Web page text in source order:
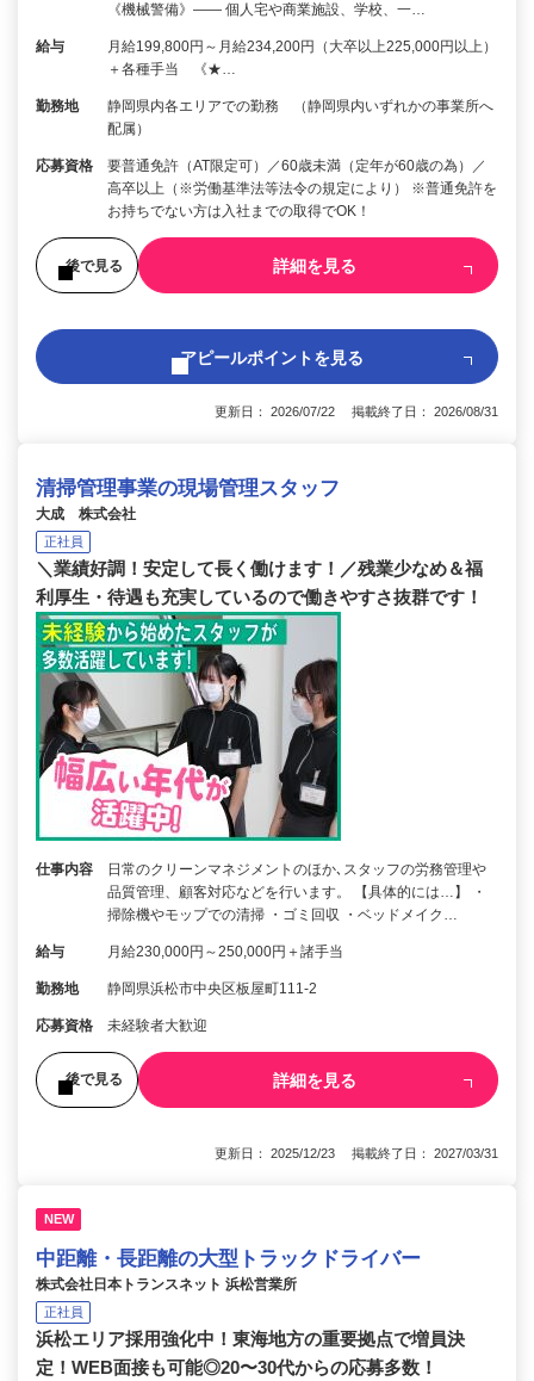
《機械警備》―― 個人宅や商業施設、学校、一…
給与
月給199,800円～月給234,200円（大卒以上225,000円以上）
＋各種手当 《★…
勤務地
静岡県内各エリアでの勤務 （静岡県内いずれかの事業所へ
配属）
応募資格
要普通免許（AT限定可）／60歳未満（定年が60歳の為）／
高卒以上（※労働基準法等法令の規定により） ※普通免許を
お持ちでない方は入社までの取得でOK！
後で見る 詳細を見る
アピールポイントを見る
更新日： 2026/07/22 掲載終了日： 2026/08/31
清掃管理事業の現場管理スタッフ
大成 株式会社
正社員
＼業績好調！安定して長く働けます！／残業少なめ＆福
利厚生・待遇も充実しているので働きやすさ抜群です！
仕事内容
日常のクリーンマネジメントのほか､スタッフの労務管理や
品質管理、顧客対応などを行います。 【具体的には…】 ・
掃除機やモップでの清掃 ・ゴミ回収 ・ベッドメイク…
給与 月給230,000円～250,000円＋諸手当
勤務地 静岡県浜松市中央区板屋町111-2
応募資格 未経験者大歓迎
後で見る 詳細を見る
更新日： 2025/12/23 掲載終了日： 2027/03/31
NEW
中距離・長距離の大型トラックドライバー
株式会社日本トランスネット 浜松営業所
正社員
浜松エリア採用強化中！東海地方の重要拠点で増員決
定！WEB面接も可能◎20〜30代からの応募多数！